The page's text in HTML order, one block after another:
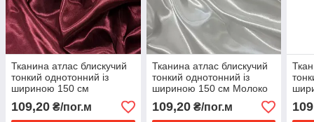
Тканина атлас блискучий
тонкий однотонний із
шириною 150 см
109,20 ₴/пог.м
Тканина атлас блискучий
тонкий однотонний із
шириною 150 см Молоко
109,20₴/пог.м